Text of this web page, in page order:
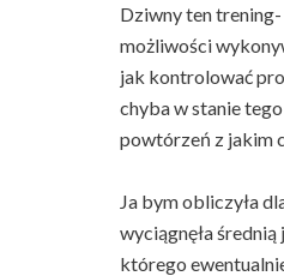
Dziwny ten trening-
możliwości
jak kontrolować
chyba w stanie
powtórzeń z jakim
Ja bym obliczyła
wyciągnęła
którego